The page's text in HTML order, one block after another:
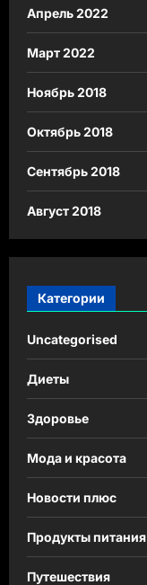
Апрель 2022
Март 2022
Ноябрь 2018
Октябрь 2018
Сентябрь 2018
Август 2018
Категории
Uncategorised
Диеты
Здоровье
Мода и красота
Новости плюс
Продукты питания
Путешествия